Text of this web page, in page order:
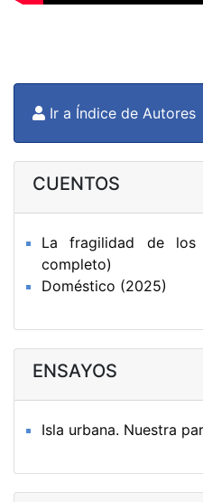
Ir a Índice de Autores
CUENTOS
La fragilidad de los
completo)
Doméstico (2025)
ENSAYOS
Isla urbana. Nuestra